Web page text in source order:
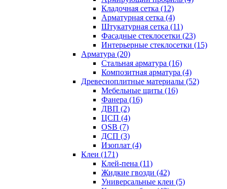
Кладочная сетка (12)
Арматурная сетка (4)
Штукатурная сетка (11)
Фасадные стеклосетки (23)
Интерьерные стеклосетки (15)
Арматура (20)
Стальная арматура (16)
Композитная арматура (4)
Древесноплитные материалы (52)
Мебельные щиты (16)
Фанера (16)
ДВП (2)
ЦСП (4)
OSB (7)
ДСП (3)
Изоплат (4)
Клеи (171)
Клей-пена (11)
Жидкие гвозди (42)
Универсальные клеи (5)